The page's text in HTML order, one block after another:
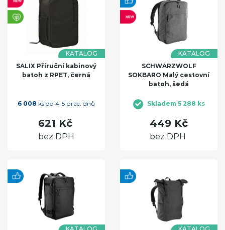
KATALOG
SALIX Příruční kabinový
batoh z RPET, černá
6 008 ks do 4-5 prac. dnů
621 Kč
bez DPH
KATALOG
SCHWARZWOLF
SOKBARO Malý cestovní
batoh, šedá
Skladem 5 288 ks
449 Kč
bez DPH